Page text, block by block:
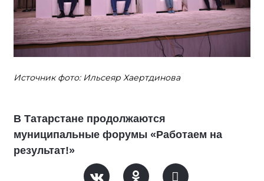
Источник фото: Ильсеяр Хаертдинова
В Татарстане продолжаются
муниципальные форумы «Работаем на
результат!»